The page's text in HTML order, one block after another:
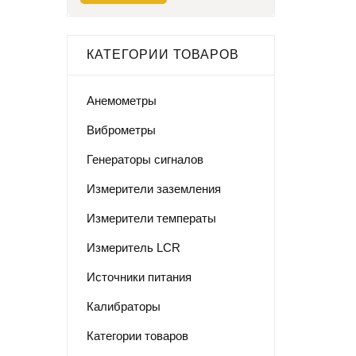
КАТЕГОРИИ ТОВАРОВ
Анемометры
Виброметры
Генераторы сигналов
Измерители заземления
Измерители температы
Измеритель LCR
Источники питания
Калибраторы
Категории товаров